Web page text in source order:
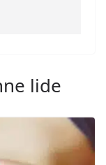
lide